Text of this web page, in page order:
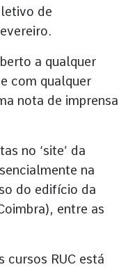
de
a qualquer
com qualquer
nota de imprensa
no ‘site’ da
na
do edifício da
entre as
cursos RUC está